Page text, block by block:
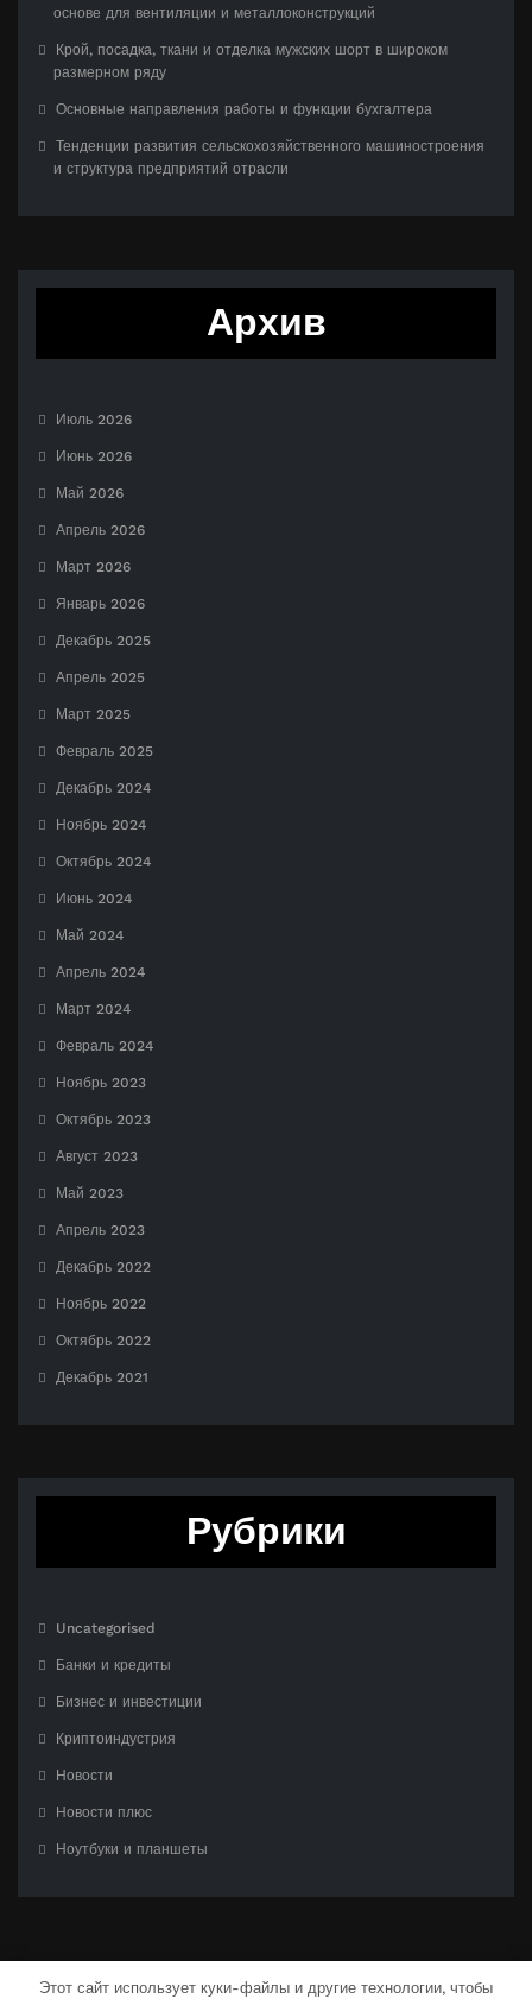
основе для вентиляции и металлоконструкций
Крой, посадка, ткани и отделка мужских шорт в широком
размерном ряду
Основные направления работы и функции бухгалтера
Тенденции развития сельскохозяйственного машиностроения
и структура предприятий отрасли
Архив
Июль 2026
Июнь 2026
Май 2026
Апрель 2026
Март 2026
Январь 2026
Декабрь 2025
Апрель 2025
Март 2025
Февраль 2025
Декабрь 2024
Ноябрь 2024
Октябрь 2024
Июнь 2024
Май 2024
Апрель 2024
Март 2024
Февраль 2024
Ноябрь 2023
Октябрь 2023
Август 2023
Май 2023
Апрель 2023
Декабрь 2022
Ноябрь 2022
Октябрь 2022
Декабрь 2021
Рубрики
Uncategorised
Банки и кредиты
Бизнес и инвестиции
Криптоиндустрия
Новости
Новости плюс
Ноутбуки и планшеты
Этот сайт использует куки-файлы и другие технологии, чтобы